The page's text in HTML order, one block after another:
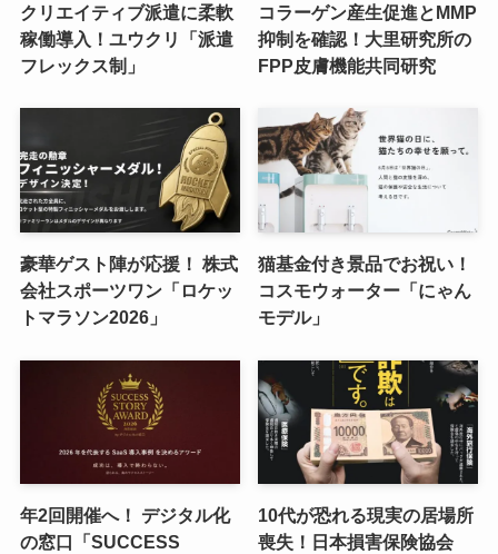
クリエイティブ派遣に柔軟
稼働導入！ユウクリ「派遣
フレックス制」
コラーゲン産生促進とMMP
抑制を確認！大里研究所の
FPP皮膚機能共同研究
豪華ゲスト陣が応援！ 株式
会社スポーツワン「ロケッ
トマラソン2026」
猫基金付き景品でお祝い！
コスモウォーター「にゃん
モデル」
年2回開催へ！ デジタル化
の窓口「SUCCESS
10代が恐れる現実の居場所
喪失！日本損害保険協会